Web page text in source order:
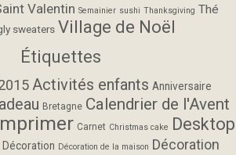
Valentin Semainier sushi Thanksgiving Thé
sweaters Village de Noël
Étiquettes
Activités enfants Anniversaire
Bretagne Calendrier de l'Avent
Carnet Christmas cake
Desktop
Décoration Décoration de la maison Décoration